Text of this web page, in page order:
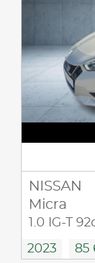
NISSAN
Micra
2023 85